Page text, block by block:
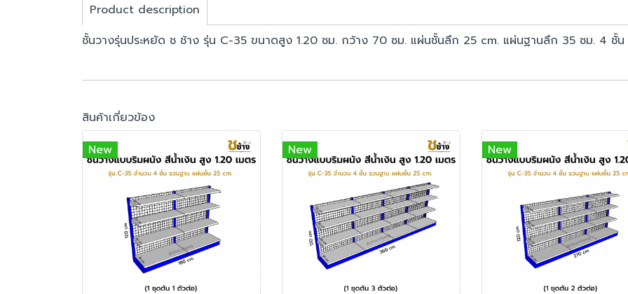
Product description
ชั้นวางรุ่นประหยัด ช ช้าง รุ่น C-35 ขนาดสูง 1.20 ซม. กว้าง 70 ซม. แผ่นชั้นลึก 25 cm. แผ่นฐานลึก 35 ซม. 4 ชั้น
สินค้าเกี่ยวข้อง
New
New New